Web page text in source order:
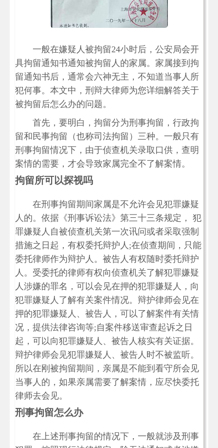
一般在嫌疑人被拘留24小时后，公安局会开
具拘留通知书通知被拘留人的家属。家属接到拘
留通知书后，通常会六神无主，不知道当事人所
犯何事。本文中，刑辩大律师为您详细解答关于
被拘留后怎么办的问题。
首先，要明白，拘留分为刑事拘留，行政拘
留和民事拘留（也称司法拘留）三种。一般只有
刑事拘留情况下，由于侦查机关录取口供，查明
案情的需要，才会导致家属完全不了解案情。
拘留所可以探视吗
在刑事拘留期间家属是不允许会见犯罪嫌疑
人的。依据《刑事诉讼法》第三十三条规定， 犯
罪嫌疑人自被侦查机关第一次讯问或者采取强制
措施之日起，有权委托辩护人;在侦查期间，只能
委托律师作为辩护人。被告人有权随时委托辩护
人。受委托的律师有权向侦查机关了解犯罪嫌疑
人涉嫌的罪名，可以会见在押的犯罪嫌疑人，向
犯罪嫌疑人了解有关案件情况。辩护律师会见在
押的犯罪嫌疑人、被告人，可以了解案件有关情
况，提供法律咨询等;自案件移送审查起诉之日
起，可以向犯罪嫌疑人、被告人核实有关证据。
辩护律师会见犯罪嫌疑人、被告人时不被监听。
所以在刚被拘留期间，亲属是不能到看守所会见
当事人的，如果亲属需要了解案情，应尽快委托
律师去会见。
刑事拘留怎么办
在上述刑事拘留的情况下，一般就涉及刑事